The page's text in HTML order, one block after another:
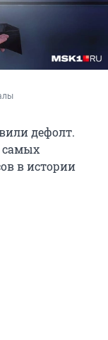
дефолт.
самых
в истории